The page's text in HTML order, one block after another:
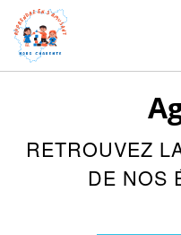
RETROUVEZ
DE NOS